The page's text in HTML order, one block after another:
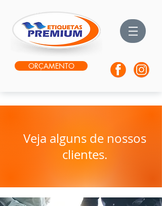
ORÇAMENTO
Veja alguns de nossos
clientes.